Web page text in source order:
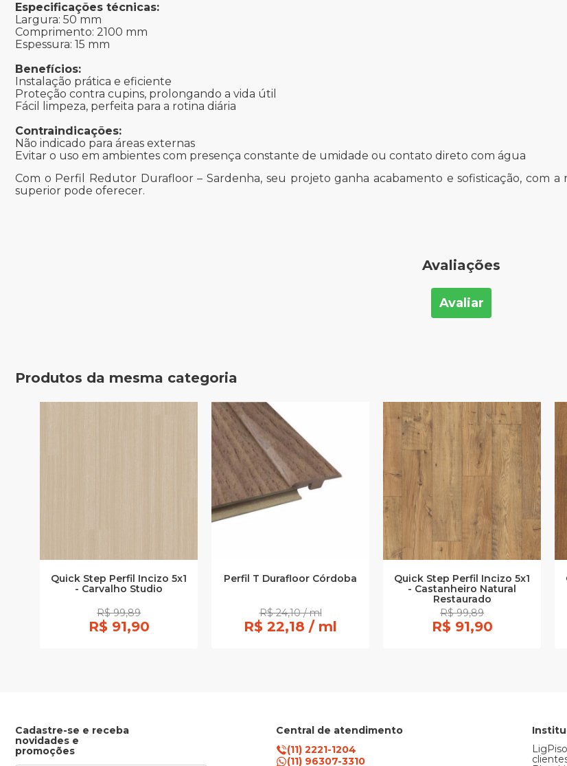
Especificações técnicas:
Largura: 50 mm
Comprimento: 2100 mm
Espessura: 15 mm
Benefícios:
Instalação prática e eficiente
Proteção contra cupins, prolongando a vida útil
Fácil limpeza, perfeita para a rotina diária
Contraindicações:
Não indicado para áreas externas
Evitar o uso em ambientes com presença constante de umidade ou contato direto com água
Com o Perfil Redutor Durafloor – Sardenha, seu projeto ganha acabamento e sofisticação, com
superior pode oferecer.
Avaliações
Avaliar
Produtos da mesma categoria
Quick Step Perfil Incizo 5x1
- Carvalho Studio
R$ 99,89
R$ 91,90
Perfil T Durafloor Córdoba
R$ 24,10 / ml
R$ 22,18 / ml
Quick Step Perfil Incizo 5x1
- Castanheiro Natural
Restaurado
R$ 99,89
R$ 91,90
Cadastre-se e receba
novidades e
promoções
Central de atendimento
(11) 2221-1204
(11) 96307-3310